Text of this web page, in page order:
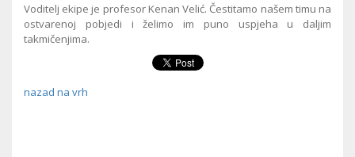
Voditelj ekipe je profesor Kenan Velić. Čestitamo našem timu na
ostvarenoj pobjedi i želimo im puno uspjeha u daljim
takmičenjima.
nazad na vrh